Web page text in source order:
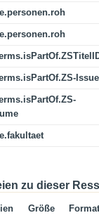
Issue
zu dieser
Größe
Format